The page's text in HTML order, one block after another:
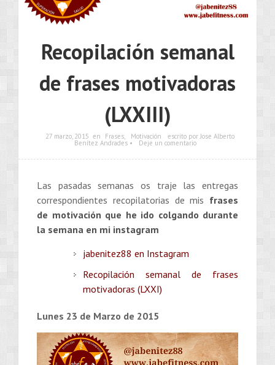
Recopilación semanal
de frases motivadoras
(LXXIII)
27 marzo, 2015 en Frases, Motivación escrito por Jose Alberto
Benítez Andrades • Deje un comentario
Las pasadas semanas os traje las entregas
correspondientes recopilatorias de mis frases
de motivación que he ido colgando durante
la semana en mi instagram
jabenitez88 en Instagram
Recopilación semanal de frases
motivadoras (LXXI)
Lunes 23 de Marzo de 2015